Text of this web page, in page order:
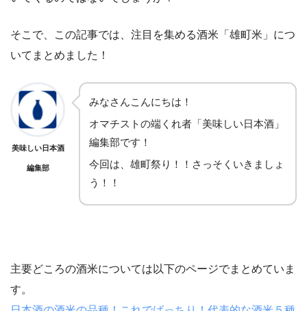
そこで、この記事では、注目を集める酒米「雄町米」につ
いてまとめました！
美味しい日本酒
編集部
みなさんこんにちは！
オマチストの端くれ者「美味しい日本酒」
編集部です！
今回は、雄町祭り！！さっそくいきましょ
う！！
主要どころの酒米については以下のページでまとめていま
す。